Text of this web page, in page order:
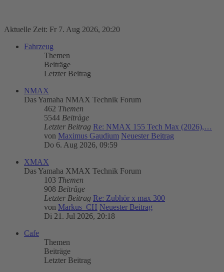
Aktuelle Zeit: Fr 7. Aug 2026, 20:20
Fahrzeug
Themen
Beiträge
Letzter Beitrag
NMAX
Das Yamaha NMAX Technik Forum
462 Themen
5544 Beiträge
Letzter Beitrag Re: NMAX 155 Tech Max (2026),…
von Maximus Gaudium Neuester Beitrag
Do 6. Aug 2026, 09:59
XMAX
Das Yamaha XMAX Technik Forum
103 Themen
908 Beiträge
Letzter Beitrag Re: Zubhör x max 300
von Markus_CH Neuester Beitrag
Di 21. Jul 2026, 20:18
Cafe
Themen
Beiträge
Letzter Beitrag